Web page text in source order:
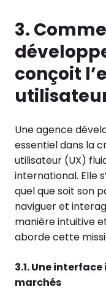
3.
conçoit
Une agence
essentiel dans la
utilisateur (UX)
international. Elle
quel que soit son
naviguer et
manière intuitive
aborde cette
3.1. Une
marchés